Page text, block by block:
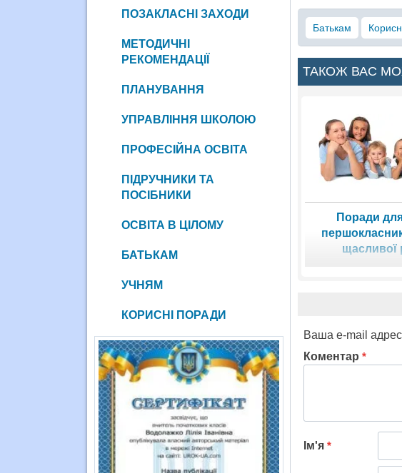
Батькам
ТАКОЖ ВАС
Поради
щасливої
Ваша e-mail
Коментар *
Ім'я *
ПОЗАКЛАСНІ ЗАХОДИ
МЕТОДИЧНІ
РЕКОМЕНДАЦІЇ
ПЛАНУВАННЯ
УПРАВЛІННЯ ШКОЛОЮ
ПРОФЕСІЙНА ОСВІТА
ПІДРУЧНИКИ ТА
ПОСІБНИКИ
ОСВІТА В ЦІЛОМУ
БАТЬКАМ
УЧНЯМ
КОРИСНІ ПОРАДИ